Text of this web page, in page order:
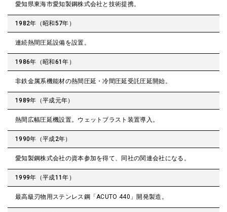
愛知県東海市愛知製鋼株式会社と技術提携。
1982年（昭和57年）
連続熱間圧延設備を設置。
1986年（昭和61年）
非鉄金属系機能材の熱間圧延・冷間圧延受託圧延開始。
1989年（平成元年）
熱間広幅圧延機設置。ウェットブラスト装置導入。
1990年（平成2年）
愛知製鋼株式会社の資本参加を得て、同社の関連会社になる。
1999年（平成11年）
最高級刃物用ステンレス鋼「ACUTO 440」開発製造。